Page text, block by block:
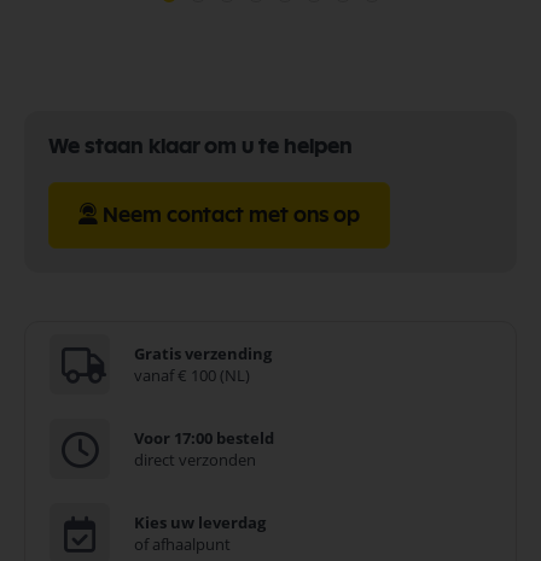
We staan klaar om u te helpen
Neem contact met ons op
Gratis verzending
vanaf € 100 (NL)
Voor 17:00 besteld
direct verzonden
Kies uw leverdag
of afhaalpunt